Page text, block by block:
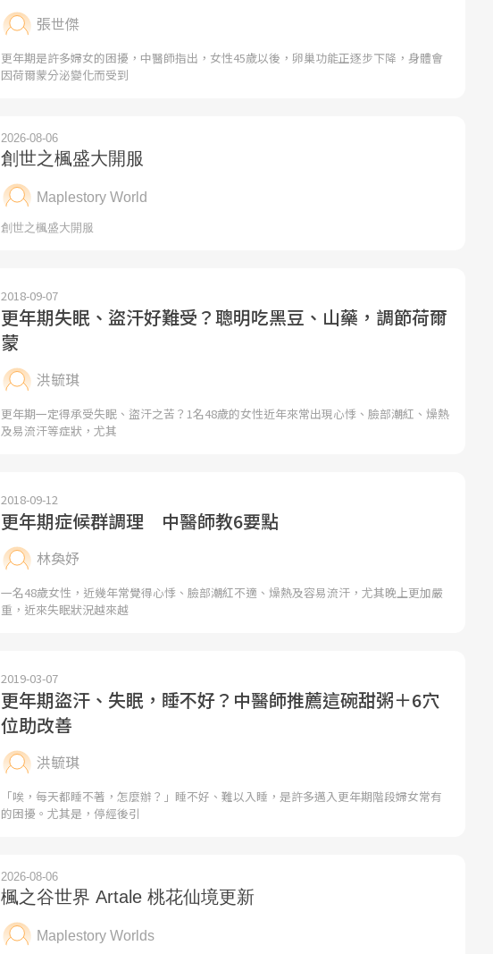
張世傑
更年期是許多婦女的困擾，中醫師指出，女性45歲以後，卵巢功能正逐步下降，身體會
因荷爾蒙分泌變化而受到
2018-09-07
更年期失眠、盜汗好難受？聰明吃黑豆、山藥，調節荷爾
蒙
洪毓琪
更年期一定得承受失眠、盜汗之苦？1名48歲的女性近年來常出現心悸、臉部潮紅、燥熱
及易流汗等症狀，尤其
2018-09-12
更年期症候群調理 中醫師教6要點
林奐妤
一名48歲女性，近幾年常覺得心悸、臉部潮紅不適、燥熱及容易流汗，尤其晚上更加嚴
重，近來失眠狀況越來越
2019-03-07
更年期盜汗、失眠，睡不好？中醫師推薦這碗甜粥＋6穴
位助改善
洪毓琪
「唉，每天都睡不著，怎麼辦？」睡不好、難以入睡，是許多邁入更年期階段婦女常有
的困擾。尤其是，停經後引